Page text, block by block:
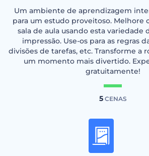
Um ambiente de aprendizagem
para um estudo proveitoso. Melhore
sala de aula usando esta variedade
impressão. Use-os para as regras
divisões de tarefas, etc. Transforme a
um momento mais divertido.
gratuitamente!
5CENAS